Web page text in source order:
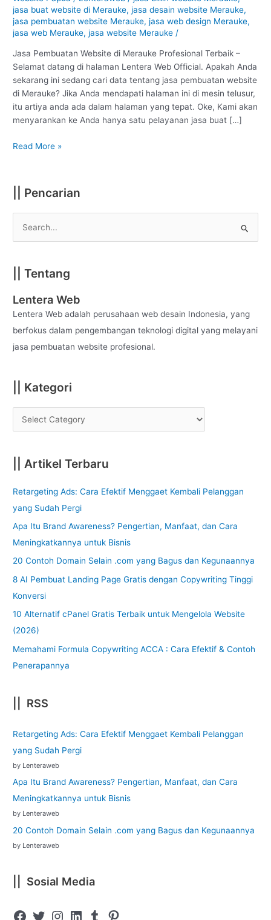
jasa buat website di Merauke,jasa desain website Merauke,
jasa pembuatan website Merauke,jasa web design Merauke,
jasa web Merauke,jasa website Merauke /
Jasa Pembuatan Website di Merauke Profesional Terbaik –
Selamat datang di halaman Lentera Web Official. Apakah Anda
sekarang ini sedang cari data tentang jasa pembuatan website
di Merauke? Jika Anda mendapati halaman ini di mesin telusur,
itu artiya anda ada dalam halaman yang tepat. Oke, Kami akan
menyarankan ke Anda hanya satu pelayanan jasa buat […]
Merauke
:
Profesional
Read More »
|| Pencarian
r
c
h
f
o
|| Tentang
Lentera Web
Lentera Web adalah perusahaan web desain Indonesia, yang
berfokus dalam pengembangan teknologi digital yang melayani
jasa pembuatan website profesional.
|| Kategori
|| Artikel Terbaru
Retargeting Ads: Cara Efektif Menggaet Kembali Pelanggan
yang Sudah Pergi
Apa Itu Brand Awareness? Pengertian, Manfaat, dan Cara
Meningkatkannya untuk Bisnis
20 Contoh Domain Selain .com yang Bagus dan Kegunaannya
8 AI Pembuat Landing Page Gratis dengan Copywriting Tinggi
Konversi
10 Alternatif cPanel Gratis Terbaik untuk Mengelola Website
(2026)
Memahami Formula Copywriting ACCA : Cara Efektif & Contoh
Penerapannya
|| RSS
Retargeting Ads: Cara Efektif Menggaet Kembali Pelanggan
yang Sudah Pergi
by Lenteraweb
Apa Itu Brand Awareness? Pengertian, Manfaat, dan Cara
Meningkatkannya untuk Bisnis
by Lenteraweb
20 Contoh Domain Selain .com yang Bagus dan Kegunaannya
by Lenteraweb
|| Sosial Media